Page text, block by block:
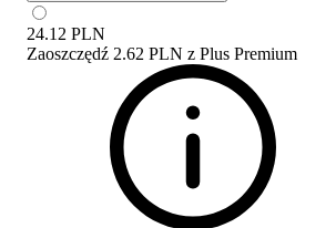
24.12 PLN
Zaoszczędź 2.62 PLN z Plus Premium